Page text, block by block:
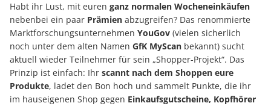
Habt ihr Lust, mit euren ganz normalen Wocheneinkäufen
nebenbei ein paar Prämien abzugreifen? Das renommierte
Marktforschungsunternehmen YouGov (vielen sicherlich
noch unter dem alten Namen GfK MyScan bekannt) sucht
aktuell wieder Teilnehmer für sein „Shopper-Projekt“. Das
Prinzip ist einfach: Ihr scannt nach dem Shoppen eure
Produkte, ladet den Bon hoch und sammelt Punkte, die ihr
im hauseigenen Shop gegen Einkaufsgutscheine, Kopfhörer